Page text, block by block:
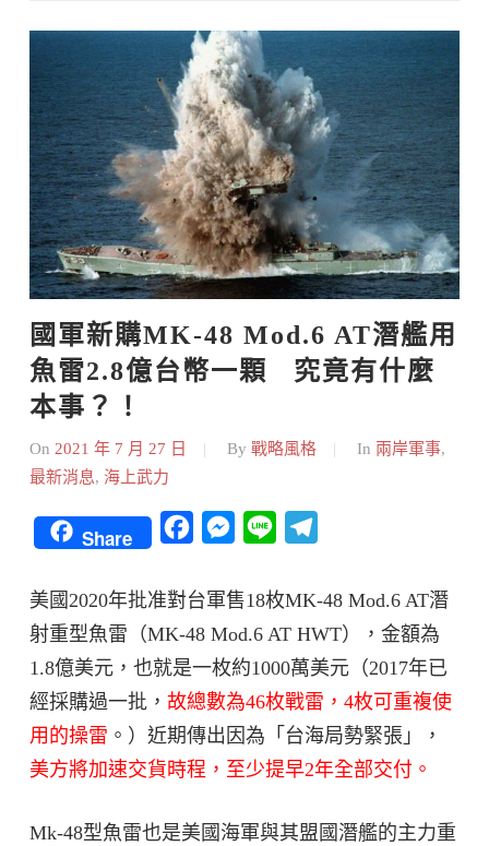
content
國軍新購MK-48 Mod.6 AT潛艦用
魚雷2.8億台幣一顆   究竟有什麼
本事？！
On 2021 年 7 月 27 日 By 戰略風格 In 兩岸軍事,
最新消息, 海上武力
Share FacebookMessenger
Line
美國2020年批准對台軍售18枚MK-48 Mod.6 AT潛
射重型魚雷（MK-48 Mod.6 AT HWT），金額為
1.8億美元，也就是一枚約1000萬美元（2017年已
經採購過一批， 故總數為46枚戰雷，4枚可重複使
用的操雷 。）近期傳出因為「台海局勢緊張」，
美方將加速交貨時程，至少提早2年全部交付。
Mk-48型魚雷也是美國海軍與其盟國潛艦的主力重